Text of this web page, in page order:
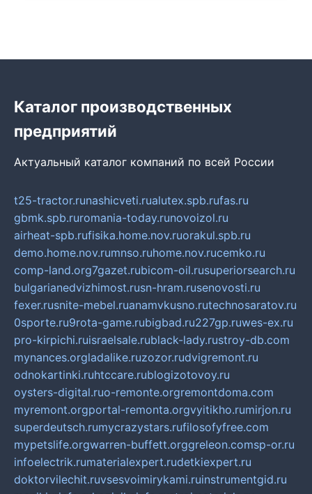
Каталог производственных
предприятий
Актуальный каталог компаний по всей России
t25-tractor.runashicveti.rualutex.spb.rufas.ru
gbmk.spb.ruromania-today.runovoizol.ru
airheat-spb.rufisika.home.nov.ruorakul.spb.ru
demo.home.nov.rumnso.ruhome.nov.rucemko.ru
comp-land.org7gazet.rubicom-oil.rusuperiorsearch.ru
bulgarianedvizhimost.rusn-hram.rusenovosti.ru
fexer.rusnite-mebel.ruanamvkusno.rutechnosaratov.ru
0sporte.ru9rota-game.rubigbad.ru227gp.ruwes-ex.ru
pro-kirpichi.ruisraelsale.rublack-lady.rustroy-db.com
mynances.orgladalike.ruzozor.rudvigremont.ru
odnokartinki.ruhtccare.rublogizotovoy.ru
oysters-digital.ruo-remonte.orgremontdoma.com
myremont.orgportal-remonta.orgvyitikho.rumirjon.ru
superdeutsch.rumycrazystars.rufilosofyfree.com
mypetslife.orgwarren-buffett.orggreleon.comsp-or.ru
infoelectrik.rumaterialexpert.rudetkiexpert.ru
doktorvilechit.ruvsesvoimirykami.ruinstrumentgid.ru